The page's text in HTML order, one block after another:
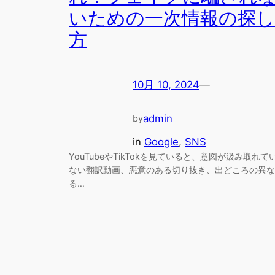
いための一次情報の探し
方
10月 10, 2024—
byadmin
in Google, SNS
YouTubeやTikTokを見ていると、意図が汲み取れて
ない翻訳動画、悪意のある切り抜き、出どころの異な
る…